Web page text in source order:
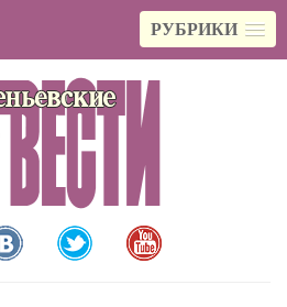
РУБРИКИ